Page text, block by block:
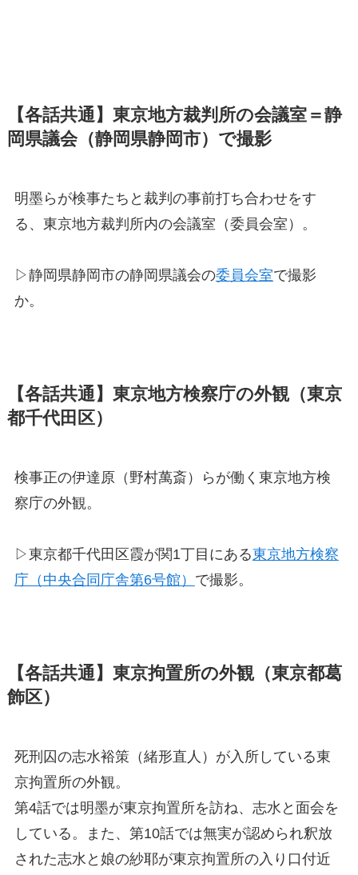
【各話共通】東京地方裁判所の会議室＝静
岡県議会（静岡県静岡市）で撮影
明墨らが検事たちと裁判の事前打ち合わせをす
る、東京地方裁判所内の会議室（委員会室）。
▷静岡県静岡市の静岡県議会の委員会室で撮影
か。
【各話共通】東京地方検察庁の外観（東京
都千代田区）
検事正の伊達原（野村萬斎）らが働く東京地方検
察庁の外観。
▷東京都千代田区霞が関1丁目にある東京地方検察
庁（中央合同庁舎第6号館） で撮影。
【各話共通】東京拘置所の外観（東京都葛
飾区）
死刑囚の志水裕策（緒形直人）が入所している東
京拘置所の外観。
第4話では明墨が東京拘置所を訪ね、志水と面会を
している。また、第10話では無実が認められ釈放
された志水と娘の紗耶が東京拘置所の入り口付近